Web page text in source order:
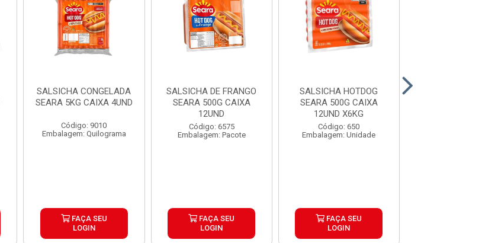
SALSICHA CONGELADA
SEARA 5KG CAIXA 4UND
Código: 9010
Embalagem: Quilograma
FAÇA SEU
LOGIN
SALSICHA DE FRANGO
SEARA 500G CAIXA
12UND
Código: 6575
Embalagem: Pacote
FAÇA SEU
LOGIN
SALSICHA HOTDOG
SEARA 500G CAIXA
12UND X6KG
Código: 650
Embalagem: Unidade
FAÇA SEU
LOGIN